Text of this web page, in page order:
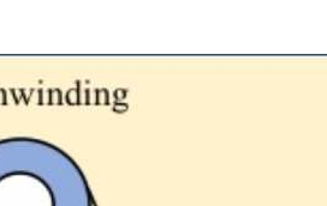
案内ダウンロード